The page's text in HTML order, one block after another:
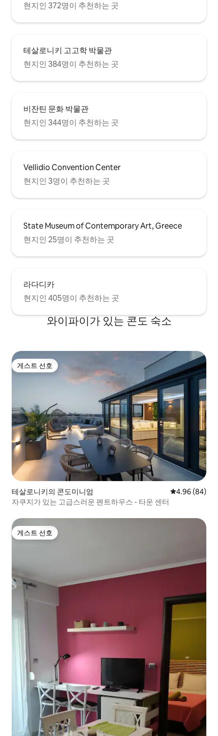
현지인 372명이 추천하는 곳
테살로니키 고고학 박물관
현지인 384명이 추천하는 곳
비잔틴 문화 박물관
현지인 344명이 추천하는 곳
Vellidio Convention Center
현지인 3명이 추천하는 곳
State Museum of Contemporary Art, Greece
현지인 25명이 추천하는 곳
라다디카
현지인 405명이 추천하는 곳
와이파이가 있는 콘도 숙소
게스트 선호
게스트 선호
테살로니키의 콘도미니엄 평점 4.96점(5
4.96 (84)
자쿠지가 있는 고급스러운 펜트하우스 - 타운 센터
게스트 선호
게스트 선호